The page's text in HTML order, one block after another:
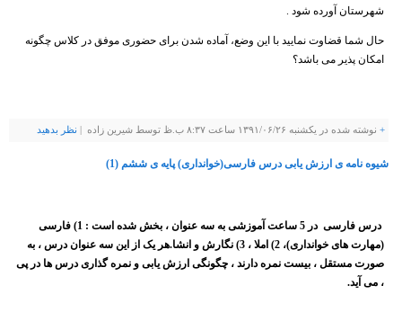
شهرستان آورده شود .
حال شما قضاوت نمایید با این وضع، آماده شدن برای حضوری موفق در کلاس چگونه
امکان پذیر می باشد؟
+ نوشته شده در یکشنبه ۱۳۹۱/۰۶/۲۶ ساعت ۸:۳۷ ب.ظ توسط شيرين زاده | نظر بدهيد
شیوه نامه ی ارزش یابی درس فارسی(خوانداری) پایه ی ششم (1)
درس فارسی در 5 ساعت آموزشی به سه عنوان ، بخش شده است : 1) فارسی
(مهارت های خوانداری)، 2) املا ، 3) نگارش و انشا.هر یک از این سه عنوان درس ، به
صورت مستقل ، بیست نمره دارند ، چگونگی ارزش یابی و نمره گذاری درس ها در پی
، می آید.